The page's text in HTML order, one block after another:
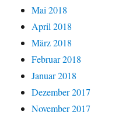
Mai 2018
April 2018
März 2018
Februar 2018
Januar 2018
Dezember 2017
November 2017